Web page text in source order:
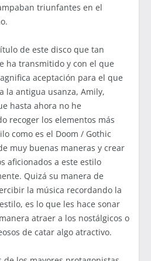
triunfantes en el
de este disco que tan
ha transmitido y con el que
aceptación para el que
la antigua usanza, Amily,
hasta ahora no he
recoger los elementos más
como es el Doom / Gothic
muy buenas maneras y crear
aficionados a este estilo
Quizá su manera de
la música recordando la
es lo que les hace sonar
atraer a los nostálgicos o
de catar algo atractivo.